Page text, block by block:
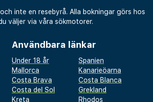
inte en resebyrå. Alla bokningar görs hos
väljer via våra sökmotorer.
Användbara länkar
Under 18 år
Spanien
Mallorca
Kanarieöarna
Costa Brava
Costa Blanca
Costa del Sol
Grekland
Kreta
Rhodos